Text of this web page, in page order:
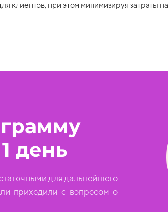
клиентов, при этом минимизируя затраты
день
для дальнейшего
приходили с вопросом о